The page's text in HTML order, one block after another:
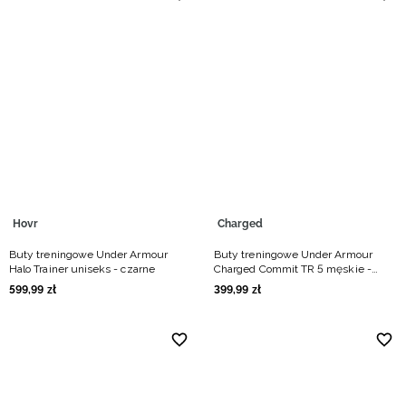
Hovr
Buty treningowe Under Armour
Halo Trainer uniseks - czarne
599,99 zł
Charged
Buty treningowe Under Armour
Charged Commit TR 5 męskie -
czarne
399,99 zł